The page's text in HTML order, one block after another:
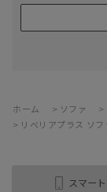
ホーム > ソファ >
> リベリアプラス ソ
スマー